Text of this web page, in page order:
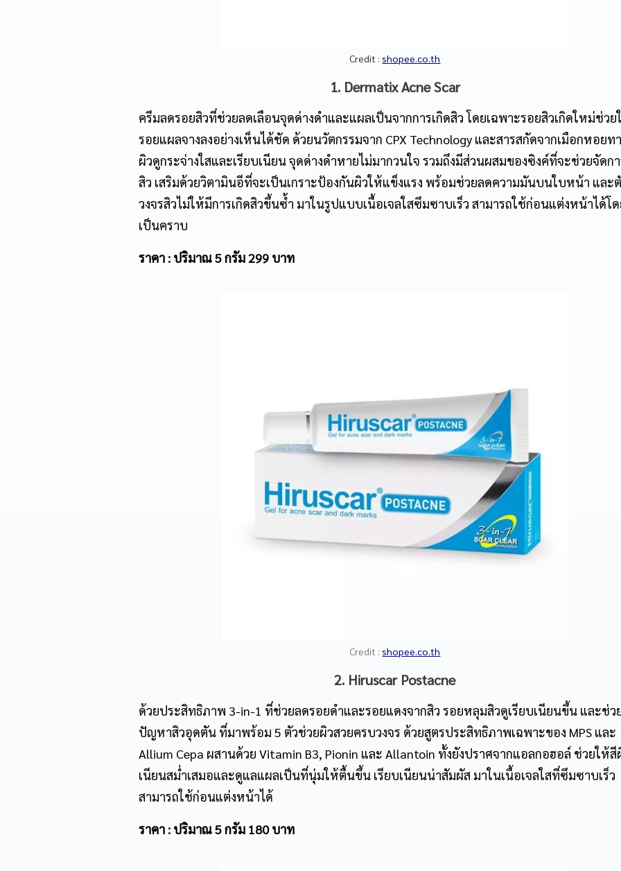
Credit : shopee.co.th
1. Dermatix Acne Scar
ครีมลดรอยสิวที่ช่วยลดเลือนจุดด่างดำและแผลเป็นจากการเกิดสิว โดยเฉพาะรอยสิวเกิดใหม่ช่วย
รอยแผลจางลงอย่างเห็นได้ชัด ด้วยนวัตกรรมจาก CPX Technology และสารสกัดจากเมือกหอยท
ผิวดูกระจ่างใสและเรียบเนียน จุดด่างดำหายไม่มากวนใจ รวมถึงมีส่วนผสมของซิงค์ที่จะช่วยจัดก
สิว เสริมด้วยวิตามินอีที่จะเป็นเกราะป้องกันผิวให้แข็งแรง พร้อมช่วยลดความมันบนใบหน้า และ
วงจรสิวไม่ให้มีการเกิดสิวขึ้นซ้ำ มาในรูปแบบเนื้อเจลใสซึมซาบเร็ว สามารถใช้ก่อนแต่งหน้าได้โ
เป็นคราบ
ราคา : ปริมาณ 5 กรัม 299 บาท
Credit :shopee.co.th
2. Hiruscar Postacne
ด้วยประสิทธิภาพ 3-in-1 ที่ช่วยลดรอยดำและรอยแดงจากสิว รอยหลุมสิวดูเรียบเนียนขึ้น และช่ว
ปัญหาสิวอุดตัน ที่มาพร้อม 5 ตัวช่วยผิวสวยครบวงจร ด้วยสูตรประสิทธิภาพเฉพาะของ MPS และ
Allium Cepa ผสานด้วย Vitamin B3, Pionin และ Allantoin ทั้งยังปราศจากแอลกอฮอล์ ช่วยให้สี
เนียนสม่ำเสมอและดูแลแผลเป็นที่นุ่มให้ตื้นขึ้น เรียบเนียนน่าสัมผัส มาในเนื้อเจลใสที่ซึมซาบเร็ว
สามารถใช้ก่อนแต่งหน้าได้
ราคา : ปริมาณ 5 กรัม 180 บาท